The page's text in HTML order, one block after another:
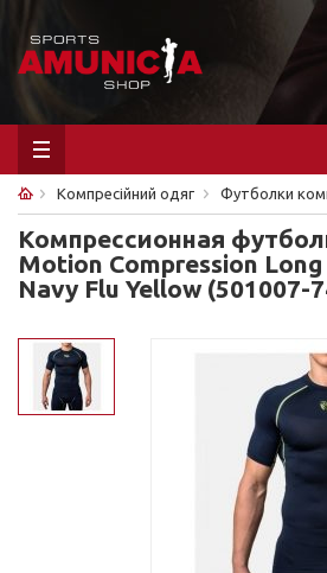
Компресійний одяг Футболки
Компрессионная
Motion Compression
Navy Flu Yellow (501007-